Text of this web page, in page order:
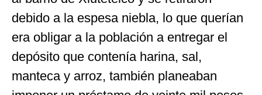
debido a la espesa niebla, lo que querían
era obligar a la población a entregar el
depósito que contenía harina, sal,
manteca y arroz, también planeaban